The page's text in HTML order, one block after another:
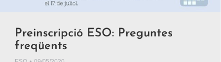
Preinscripció ESO: Preguntes
freqüents